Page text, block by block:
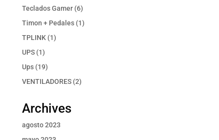
productos
Teclados Gamer 66
productos
Timon + Pedales 11
TPLINK 11
UPS 11
producto
Ups 1919
productos
VENTILADORES 22
Archives
agosto 2023